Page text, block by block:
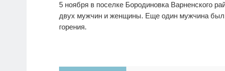
5 ноября в поселке Бородиновка Варненского
двух мужчин и женщины. Еще один мужчина был
горения.